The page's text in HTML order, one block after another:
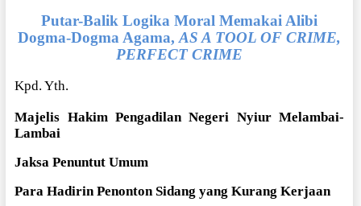
Putar-Balik Logika Moral Memakai Alibi
Dogma-Dogma Agama,AS A TOOL OF CRIME,
PERFECT CRIME
Kpd. Yth.
Majelis Hakim Pengadilan Negeri Nyiur Melambai-
Lambai
Jaksa Penuntut Umum
Para Hadirin Penonton Sidang yang Kurang Kerjaan